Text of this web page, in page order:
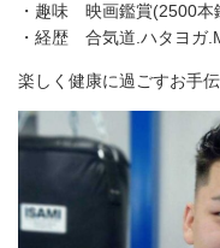
・趣味 映画鑑賞(2500本
・経歴 合気道.ハタヨガ
楽しく健康に過ごすお手